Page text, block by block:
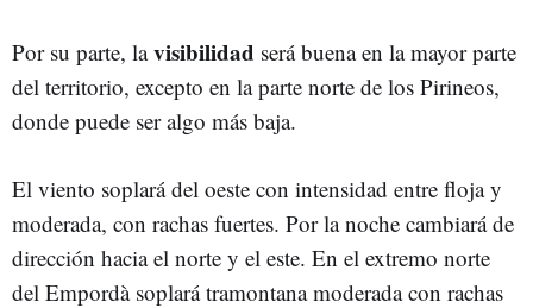
Por su parte, lavisibilidad será buena en la mayor parte
del territorio, excepto en la parte norte de los Pirineos,
donde puede ser algo más baja.
El viento soplará del oeste con intensidad entre floja y
moderada, con rachas fuertes. Por la noche cambiará de
dirección hacia el norte y el este. En el extremo norte
del Empordà soplará tramontana moderada con rachas